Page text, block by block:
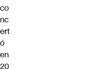
co
nc
ert
ó
en
20